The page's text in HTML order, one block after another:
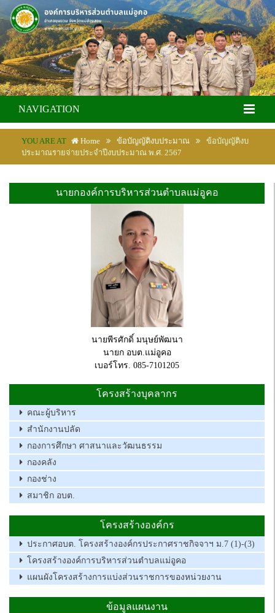
NAVIGATION
YOU ARE AT Home ข้อบัญญัติงบประมาณ
ข้อบัญญัติงบ
ประมาณรายจ่ายประจำปีงบประมาณ พ.ศ. 2567
นายกองค์การบริหารส่วนตำบลแม่อูคอ
นายพีรศักดิ์ มนุษย์พัฒนา
นายก อบต.แม่อูคอ
เบอร์โทร. 085-7101205
โครงสร้างบุคลากร
คณะผู้บริหาร
สำนักงานปลัด
กองการศึกษา ศาสนาและวัฒนธรรม
กองคลัง
กองช่าง
สมาชิก อบต.
โครงสร้างองค์กร
ประกาศอบต. โครงสร้างองค์กรประกาศราชกิจจาฯ ม.7 (1)-(3)
โครงสร้างองค์การบริหารส่วนตำบลแม่อูคอ
แผนผังโครงสร้างการแบ่งส่วนราชการของหน่วยงาน
ข้อมูลแผนงาน